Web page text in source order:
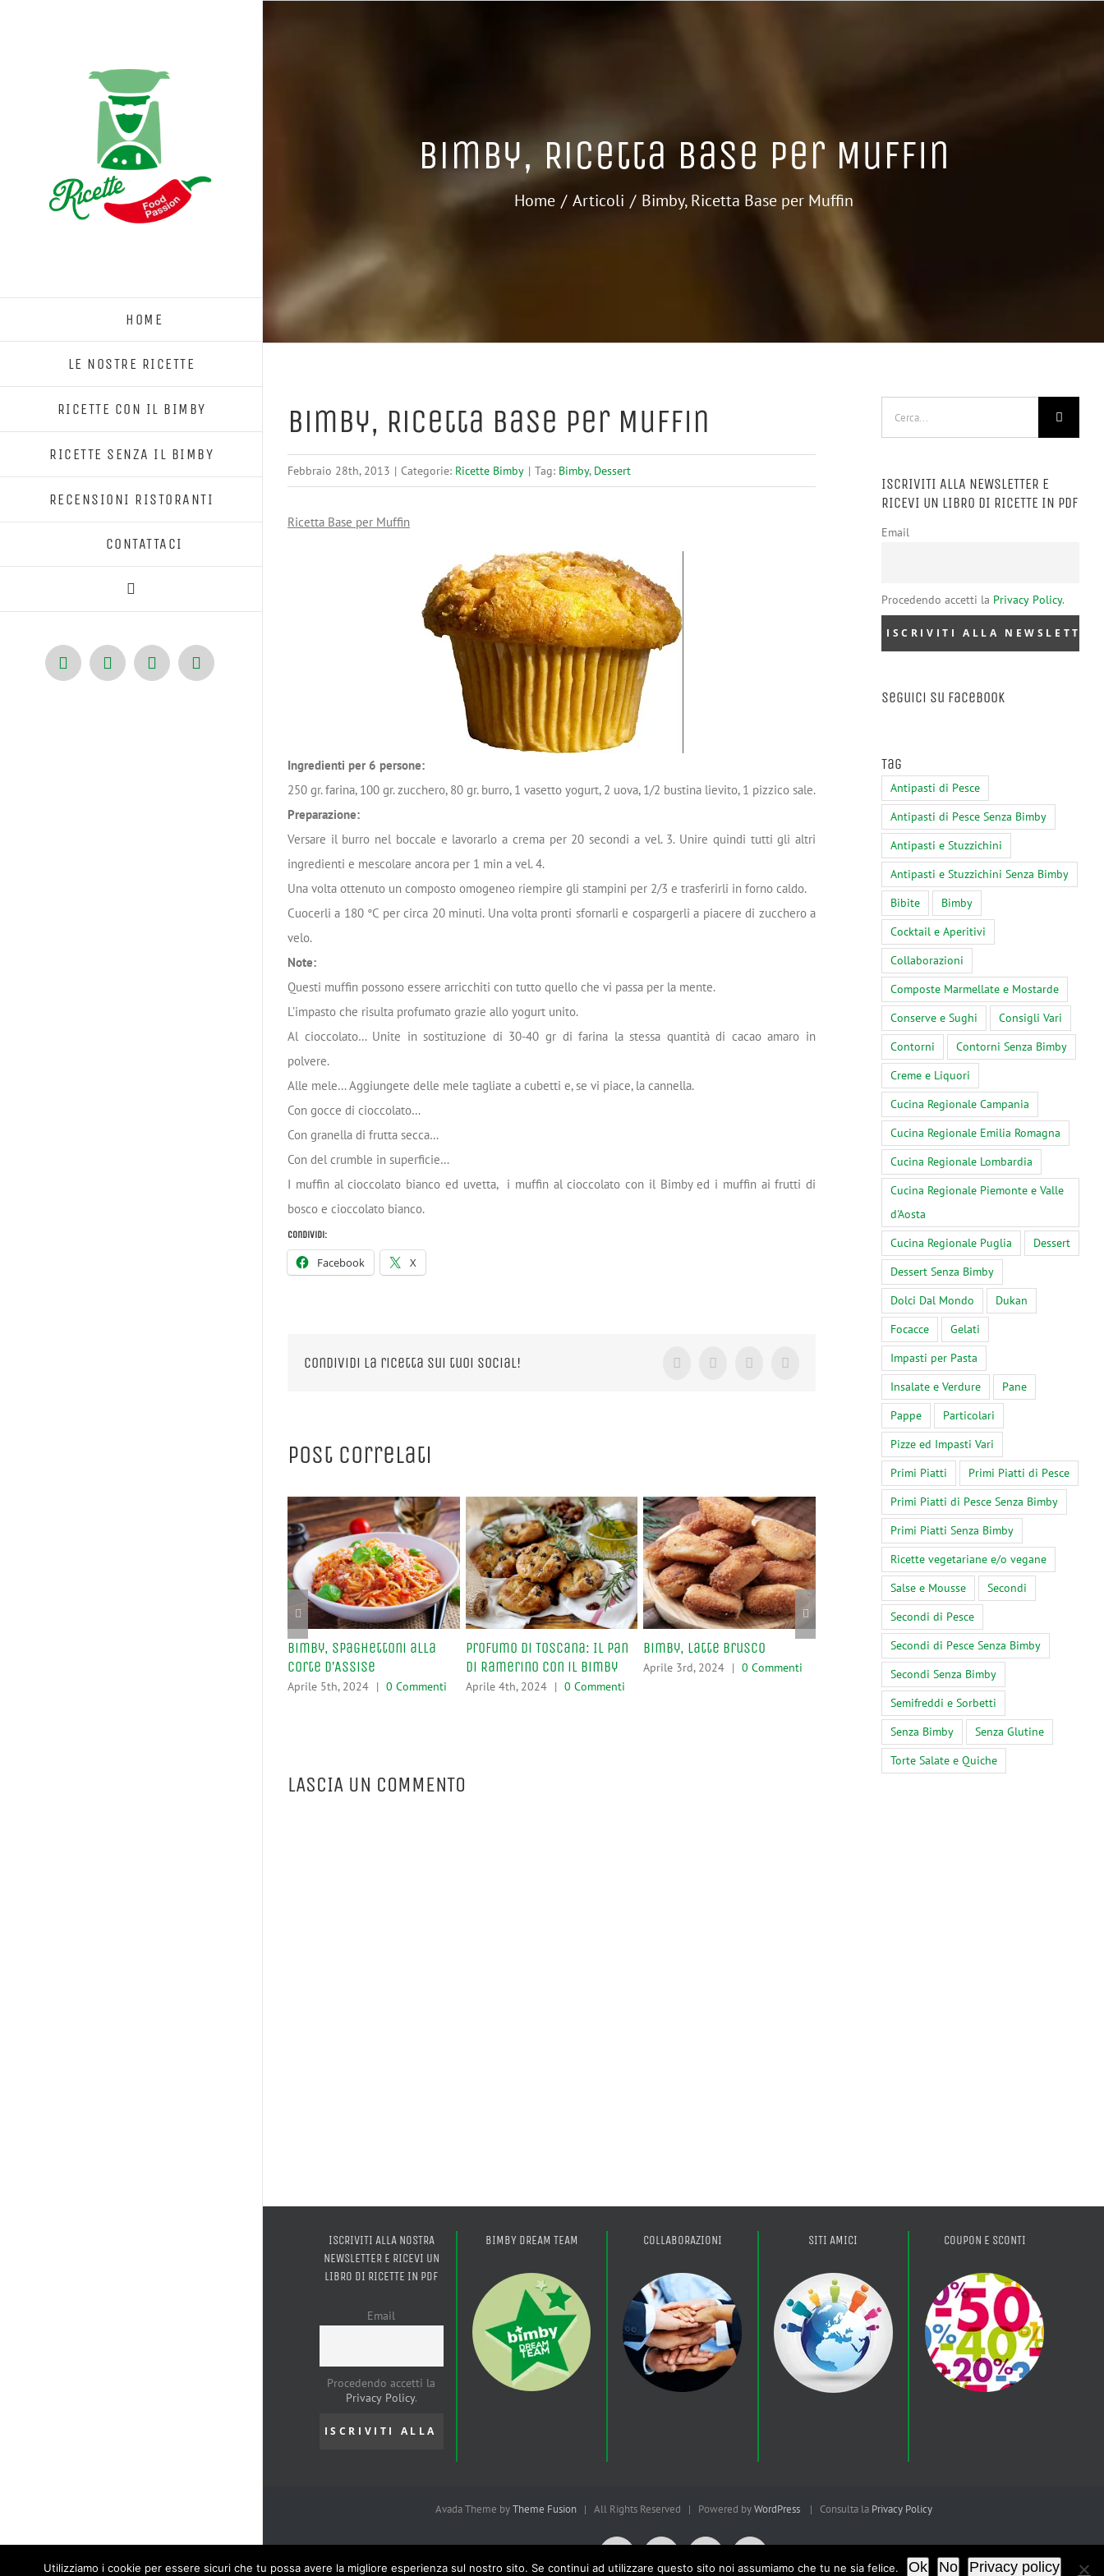
HOME
LE NOSTRE RICETTE
RICETTE CON IL BIMBY
RICETTE SENZA IL BIMBY
RECENSIONI RISTORANTI
CONTATTACI
Facebook
X PinterestInstagram
Bimby, Ricetta Base per Muffin
Home Articoli Bimby, Ricetta Base per Muffin
Bimby, Ricetta Base per Muffin
Febbraio 28th, 2013 | Categorie: Ricette Bimby | Tag: Bimby, Dessert
Ricetta Base per Muffin
Ingredienti per 6 persone:
250 gr. farina, 100 gr. zucchero, 80 gr. burro, 1 vasetto yogurt, 2 uova, 1/2 bustina lievito, 1 pizzico sale.
Preparazione:
Versare il burro nel boccale e lavorarlo a crema per 20 secondi a vel. 3. Unire quindi tutti gli altri
ingredienti e mescolare ancora per 1 min a vel. 4.
Una volta ottenuto un composto omogeneo riempire gli stampini per 2/3 e trasferirli in forno caldo.
Cuocerli a 180 °C per circa 20 minuti. Una volta pronti sfornarli e cospargerli a piacere di zucchero a
velo.
Note:
Questi muffin possono essere arricchiti con tutto quello che vi passa per la mente.
L’impasto che risulta profumato grazie allo yogurt unito.
Al cioccolato… Unite in sostituzione di 30-40 gr di farina la stessa quantità di cacao amaro in
polvere.
Alle mele… Aggiungete delle mele tagliate a cubetti e, se vi piace, la cannella.
Con gocce di cioccolato…
Con granella di frutta secca…
Con del crumble in superficie…
I muffin al cioccolato bianco ed uvetta, i muffin al cioccolato con il Bimby ed i muffin ai frutti di
bosco e cioccolato bianco.
Condividi:
Facebook X
Condividi la ricetta sui tuoi Social! Facebook
X TumblrPinterest
Post correlati
Bimby, Spaghettoni alla
Corte d’Assise
Aprile 5th, 2024 | 0 Commenti
Profumo di Toscana: Il Pan
di Ramerino con il Bimby
Aprile 4th, 2024 | 0 Commenti
Bimby, Latte Brusco
Aprile 3rd, 2024 | 0 Commenti
Bimby, Risotto con Cicoria
Marzo 30th, 2024 0 Commenti
Upoznajte
Sekcijska Vrata
2024!
Commenti
LASCIA UN COMMENTO
ISCRIVITI ALLA NEWSLETTER E
RICEVI UN LIBRO DI RICETTE IN PDF
Email
Procedendo accetti la Privacy Policy.
Seguici su Facebook
Tag
Antipasti di Pesce
Antipasti di Pesce Senza Bimby
Antipasti e Stuzzichini
Antipasti e Stuzzichini Senza Bimby
Bibite
Bimby
Cocktail e Aperitivi
Collaborazioni
Composte Marmellate e Mostarde
Conserve e Sughi
Consigli Vari
Contorni
Contorni Senza Bimby
Creme e Liquori
Cucina Regionale Campania
Cucina Regionale Emilia Romagna
Cucina Regionale Lombardia
Cucina Regionale Piemonte e Valle
d'Aosta
Cucina Regionale Puglia
Dessert
Dessert Senza Bimby
Dolci Dal Mondo
Dukan
Focacce
Gelati
Impasti per Pasta
Insalate e Verdure
Pane
Pappe
Particolari
Pizze ed Impasti Vari
Primi Piatti
Primi Piatti di Pesce
Primi Piatti di Pesce Senza Bimby
Primi Piatti Senza Bimby
Ricette vegetariane e/o vegane
Salse e Mousse
Secondi
Secondi di Pesce
Secondi di Pesce Senza Bimby
Secondi Senza Bimby
Semifreddi e Sorbetti
Senza Bimby
Senza Glutine
Torte Salate e Quiche
ISCRIVITI ALLA NOSTRA
NEWSLETTER E RICEVI UN
LIBRO DI RICETTE IN PDF
Email
Procedendo accetti la
Privacy Policy.
BIMBY DREAM TEAM COLLABORAZIONI SITI AMICI COUPON E SCONTI
Avada Theme byTheme Fusion| All Rights Reserved | Powered byWordPress| Consulta la Privacy Policy
Facebook
X PinterestInstagram
Utilizziamo i cookie per essere sicuri che tu possa avere la migliore esperienza sul nostro sito. Se continui ad utilizzare questo sito noi assumiamo che tu ne sia felice. Ok No Privacy policy